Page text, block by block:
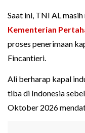
Saat ini, TNI AL
Kementerian
proses penerimaan
Fincantieri.
Ali berharap kapal
tiba di Indonesia
Oktober 2026